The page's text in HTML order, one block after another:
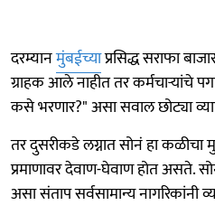
दरम्यानमुंबईच्याप्रसिद्ध सराफा
ग्राहक आले नाहीत तर
कसे भरणार?" असा सवाल छोट्या
तर दुसरीकडे लग्नात सोनं हा कळीचा
प्रमाणावर देवाण-घेवाण होत असते.
असा संताप सर्वसामान्य नागरिकांनी